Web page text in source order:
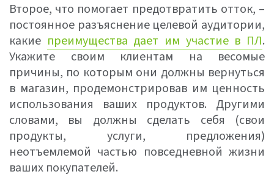
Второе, что помогает предотвратить отток, –
постоянное разъяснение целевой аудитории,
какие преимущества дает им участие в ПЛ.
Укажите своим клиентам на весомые
причины, по которым они должны вернуться
в магазин, продемонстрировав им ценность
использования ваших продуктов. Другими
словами, вы должны сделать себя (свои
продукты, услуги, предложения)
неотъемлемой частью повседневной жизни
ваших покупателей.